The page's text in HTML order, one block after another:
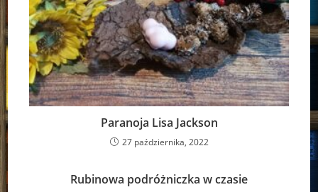
Paranoja Lisa Jackson
27 października, 2022
Rubinowa podróżniczka w czasie